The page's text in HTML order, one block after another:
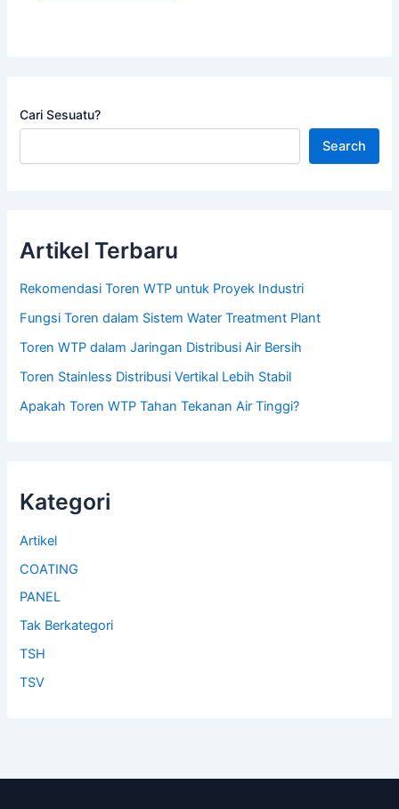
Cari Sesuatu?
Search
Artikel Terbaru
Rekomendasi Toren WTP untuk Proyek Industri
Fungsi Toren dalam Sistem Water Treatment Plant
Toren WTP dalam Jaringan Distribusi Air Bersih
Toren Stainless Distribusi Vertikal Lebih Stabil
Apakah Toren WTP Tahan Tekanan Air Tinggi?
Kategori
Artikel
COATING
PANEL
Tak Berkategori
TSH
TSV